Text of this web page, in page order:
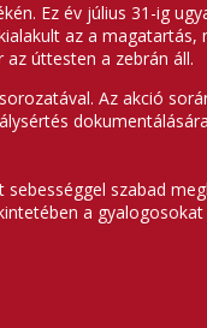
Ez év július 31-ig
az a
úttesten a zebrán áll.
Az akció
szabad
a